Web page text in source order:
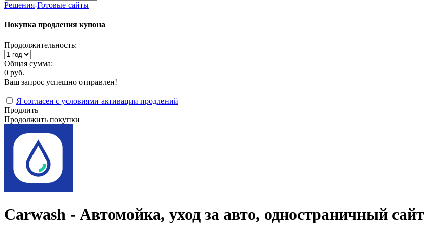
Решения-Готовые сайты
Покупка продления купона
Продолжительность:
Общая сумма:
0 руб.
Ваш запрос успешно отправлен!
Я согласен с условиями активации продлений
Продлить
Продолжить покупки
Carwash - Автомойка, уход за авто, одностраничный сайт